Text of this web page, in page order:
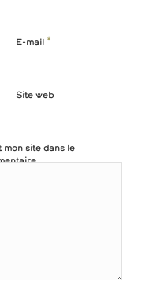
E-mail *
Site web
mon site dans le